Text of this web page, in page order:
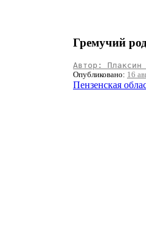
Гремучий
Автор: Плаксин
Опубликовано: 16
Пензенская